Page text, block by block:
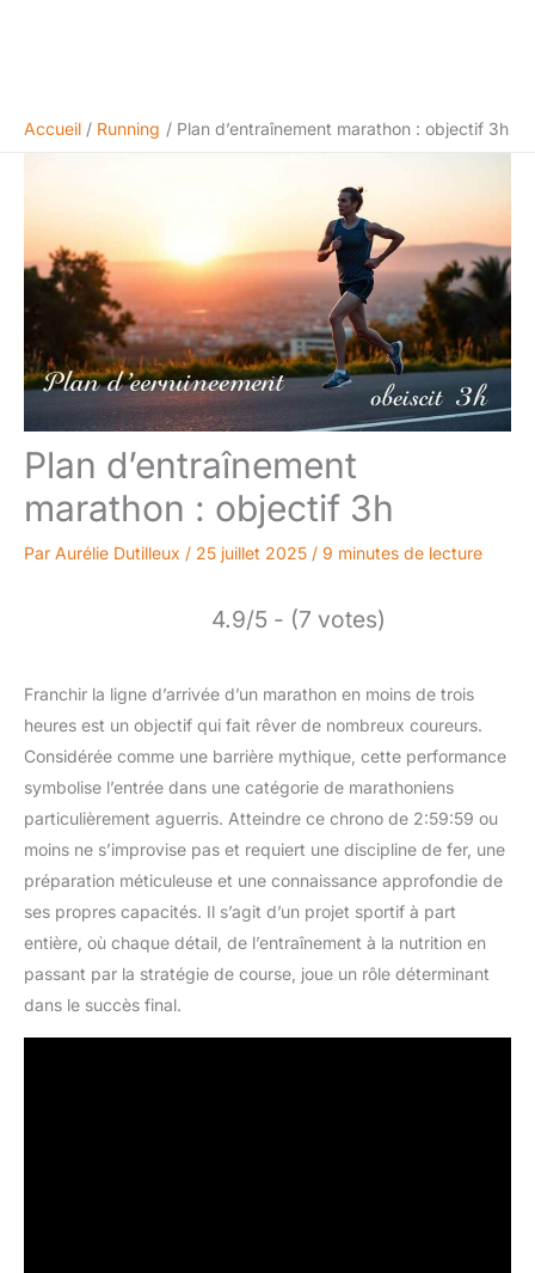
Accueil Running Plan d’entraînement marathon : objectif 3h
Plan d’entraînement
marathon : objectif 3h
Par Aurélie Dutilleux / 25 juillet 2025 / 9 minutes de lecture
4.9/5 - (7 votes)
Franchir la ligne d’arrivée d’un marathon en moins de trois
heures est un objectif qui fait rêver de nombreux coureurs.
Considérée comme une barrière mythique, cette performance
symbolise l’entrée dans une catégorie de marathoniens
particulièrement aguerris. Atteindre ce chrono de 2:59:59 ou
moins ne s’improvise pas et requiert une discipline de fer, une
préparation méticuleuse et une connaissance approfondie de
ses propres capacités. Il s’agit d’un projet sportif à part
entière, où chaque détail, de l’entraînement à la nutrition en
passant par la stratégie de course, joue un rôle déterminant
dans le succès final.